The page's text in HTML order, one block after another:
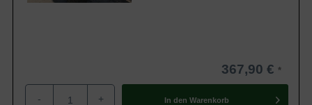
367,90 €
- + In den Warenkorb